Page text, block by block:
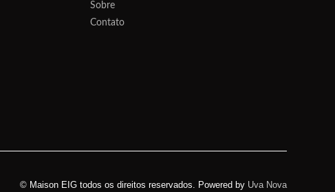
Sobre
Contato
© Maison EIG todos os direitos reservados. Powered by Uva Nova